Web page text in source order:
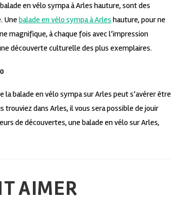
en vélo sympa à Arles hauture, sont des
Une balade en vélo sympa à Arles hauture, pour ne
magnifique, à chaque fois avec l’impression
découverte culturelle des plus exemplaires.
balade en vélo sympa sur Arles peut s’avérer être
dans Arles, il vous sera possible de jouir
de découvertes, une balade en vélo sur Arles,
AIMER